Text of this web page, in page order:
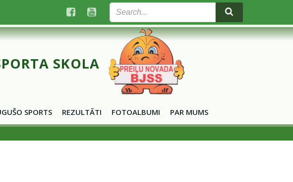
SKOLA
SPORTS REZULTĀTI FOTOALBUMI PAR MUMS